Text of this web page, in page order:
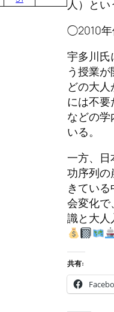
人）と
◯2010年
宇多川氏
う授業
どの大
には不
などの
いる。
一方、日
功序列の
きてい
会変化で
識と大人
共有: